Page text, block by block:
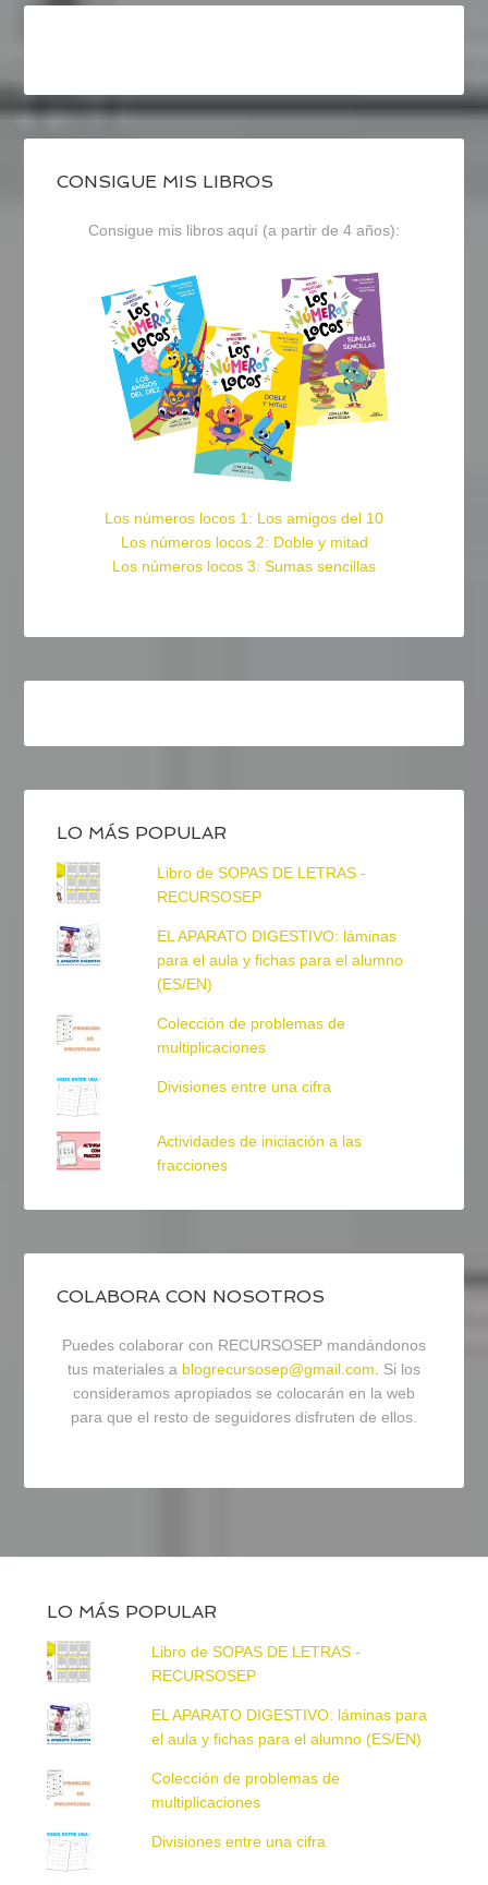
CONSIGUE MIS LIBROS
Consigue mis libros aquí (a partir de 4 años):
Los números locos 1: Los amigos del 10
Los números locos 2: Doble y mitad
Los números locos 3: Sumas sencillas
LO MÁS POPULAR
Libro de SOPAS DE LETRAS -
RECURSOSEP
EL APARATO DIGESTIVO: láminas
para el aula y fichas para el alumno
(ES/EN)
Colección de problemas de
multiplicaciones
Divisiones entre una cifra
Actividades de iniciación a las
fracciones
COLABORA CON NOSOTROS
Puedes colaborar con RECURSOSEP mandándonos
tus materiales a blogrecursosep@gmail.com. Si los
consideramos apropiados se colocarán en la web
para que el resto de seguidores disfruten de ellos.
LO MÁS POPULAR
Libro de SOPAS DE LETRAS -
RECURSOSEP
EL APARATO DIGESTIVO: láminas para
el aula y fichas para el alumno (ES/EN)
Colección de problemas de
multiplicaciones
Divisiones entre una cifra